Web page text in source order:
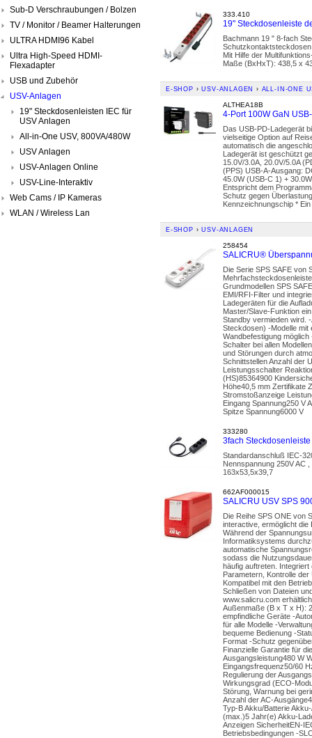
Sub-D Verschraubungen / Bolzen
TV / Monitor / Beamer Halterungen
ULTRA HDMI96 Kabel
Ultra High-Speed HDMI-
Flexadapter
USB und Zubehör
USV-Anlagen
19" Steckdosenleisten IEC für
USV Anlagen
All-in-One USV, 800VA/480W
USV Anlagen
USV-Anlagen Online
USV-Line-Interaktiv
Web Cams / IP Kameras
WLAN / Wireless Lan
333.410
19" Steckdosenleiste
Bachmann 19 " 8-fach
Mit Hilfe der
Maße (BxHxT): 438,5 x
E-SHOP › USV-ANLAGEN › ALL-IN-ONE
ALTHEA18B
4-Port 100W GaN
Das USB-PD-Ladegerät
vielseitige Option auf
automatisch die
Ladegerät ist geschützt
15.0V/3.0A, 20.0V/5.0A
(PPS) USB-A-Ausgang:
45.0W (USB-C 1) +
Entspricht dem
Schutz gegen
Kennzeichnungschip *
E-SHOP › USV-ANLAGEN
258454
SALICRU®
Die Serie SPS SAFE von
Grundmodellen SPS
EMI/RFI-Filter und
Ladegeräten für die
Master/Slave-Funktion
Standby vermieden wird.
Steckdosen) -Modelle mit
Wandbefestigung
Schalter bei allen
und Störungen durch
Schnittstellen Anzahl der
Leistungsschalter
(HS)85364900
Höhe40,5 mm Zertifikate
Stromstoßanzeige
Eingang Spannung250 V
Spitze Spannung6000 V
333280
3fach
Standardanschluß IEC-
Nennspannung 250V AC
163x53,5x39,7
662AF000015
SALICRU USV SPS
Die Reihe SPS ONE von
interactive, ermöglicht
Während der
Informatiksystems
automatische
sodass die
häufig auftreten.
Parametern, Kontrolle
Kompatibel mit den
Schließen von Dateien
www.salicru.com
Außenmaße (B x T x H):
empfindliche Geräte -
für alle Modelle -
bequeme Bedienung -
Format -Schutz
Finanzielle Garantie für
Ausgangsleistung480 W
Eingangsfrequenz50/60
Regulierung der
Wirkungsgrad (ECO-
Störung, Warnung bei
Anzahl der AC-
Typ-B Akku/Batterie
(max.)5 Jahr(e) Akku-
Anzeigen SicherheitEN-
Betriebsbedingungen -